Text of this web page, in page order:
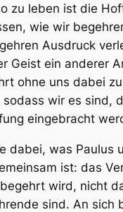
zu leben ist die
wie wir
Ausdruck
Geist ein anderer
ohne uns dabei zu
sodass wires sind,
eingebracht
dabei, was Paulus
ist: das
wird, nicht
sind. An sich